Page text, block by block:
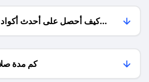
كيف أحصل على أحدث
كم مدة